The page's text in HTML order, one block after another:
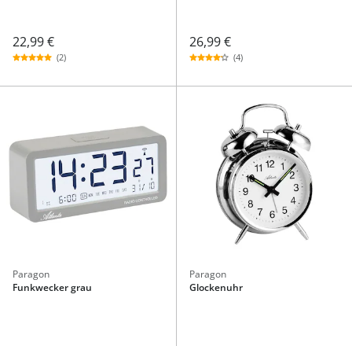
22,99 €
(2)
26,99 €
(4)
Paragon
Funkwecker grau
Paragon
Glockenuhr